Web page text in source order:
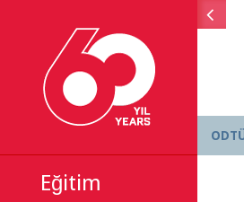
Ana menü
Eğitim